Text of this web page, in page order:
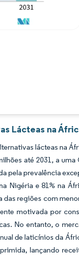
Lácteas na
lácteas na
até 2031, a
pela prevalência
Nigéria e 81% na
regiões com
motivada por
No entanto, o
de laticínios da
lançando